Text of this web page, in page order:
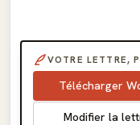
VOTRE LETTRE,
Télécharger
Modifier la